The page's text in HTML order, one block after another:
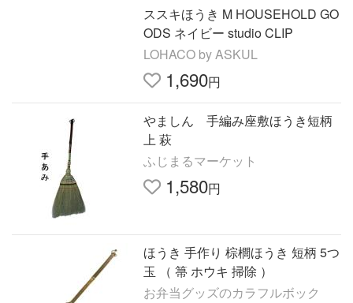
ススキほうき M HOUSEHOLD GO
ODS ネイビー studio CLIP
LOHACO by ASKUL
1,690円
やましん 手編み座敷ほうき短柄
上 萩
ふじまるマーケット
1,580円
ほうき 手作り 棕櫚ほうき 短柄 5つ
玉 （ 箒 ホウキ 掃除 ）
お弁当グッズのカラフルボック